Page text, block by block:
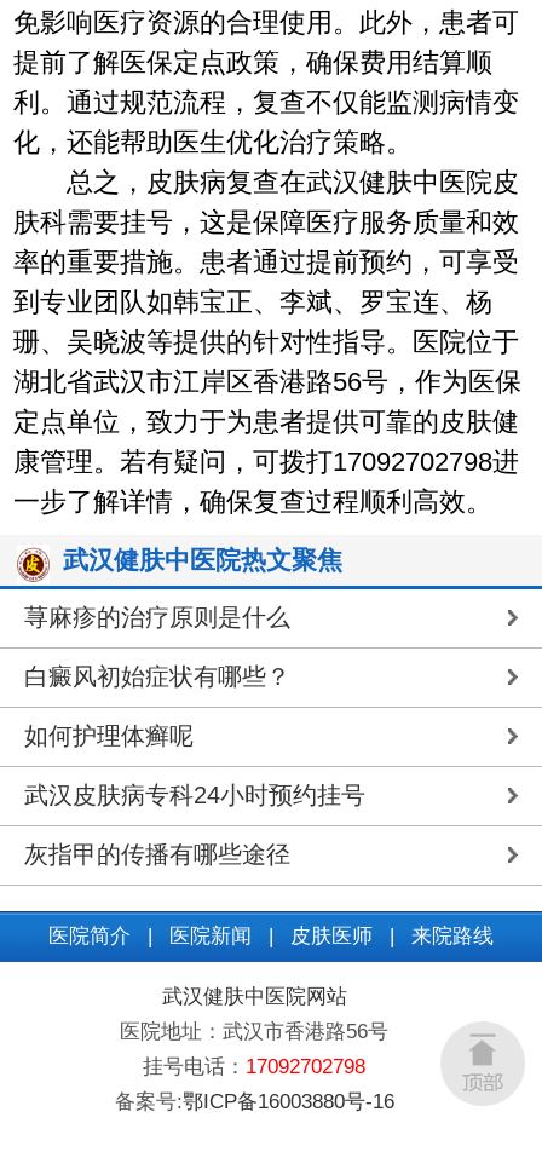
免影响医疗资源的合理使用。此外，患者可
提前了解医保定点政策，确保费用结算顺
利。通过规范流程，复查不仅能监测病情变
化，还能帮助医生优化治疗策略。
总之，皮肤病复查在武汉健肤中医院皮
肤科需要挂号，这是保障医疗服务质量和效
率的重要措施。患者通过提前预约，可享受
到专业团队如韩宝正、李斌、罗宝连、杨
珊、吴晓波等提供的针对性指导。医院位于
湖北省武汉市江岸区香港路56号，作为医保
定点单位，致力于为患者提供可靠的皮肤健
康管理。若有疑问，可拨打17092702798进
一步了解详情，确保复查过程顺利高效。
武汉健肤中医院热文聚焦
荨麻疹的治疗原则是什么
白癜风初始症状有哪些？
如何护理体癣呢
武汉皮肤病专科24小时预约挂号
灰指甲的传播有哪些途径
医院简介 | 医院新闻 | 皮肤医师 | 来院路线
武汉健肤中医院网站
医院地址：武汉市香港路56号
挂号电话： 17092702798
备案号:鄂ICP备16003880号-16